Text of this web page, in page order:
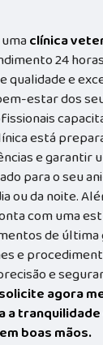
clínica
24
qualidade e
estar dos
está
e garantir
para o seu
ou da noite.
com uma
de última
e
e
solicite agora
a
boas mãos.